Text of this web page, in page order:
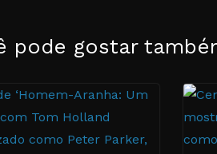
pode gostar